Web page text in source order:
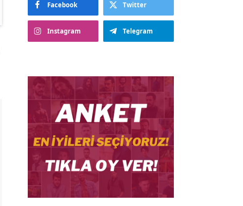
Facebook Twitter
Instagram Telegram